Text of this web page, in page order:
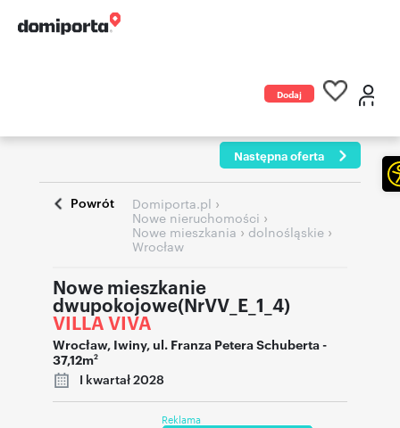
Dodaj
Następna oferta
Powrót Domiporta.pl ›
Nowe nieruchomości ›
Nowe mieszkania › dolnośląskie ›
Wrocław
Nowe mieszkanie
dwupokojowe(NrVV_E_1_4)
VILLA VIVA
Wrocław, Iwiny, ul. Franza Petera Schuberta-
37,12m2
I kwartał 2028
Reklama